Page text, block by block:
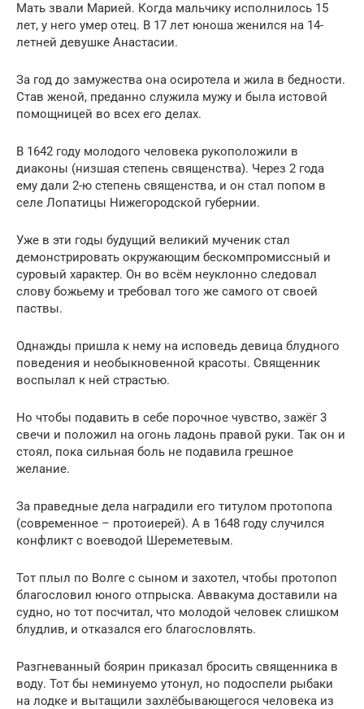
Мать звали Марией. Когда мальчику исполнилось 15
лет, у него умер отец. В 17 лет юноша женился на 14-
летней девушке Анастасии.
За год до замужества она осиротела и жила в бедности.
Став женой, преданно служила мужу и была истовой
помощницей во всех его делах.
В 1642 году молодого человека рукоположили в
диаконы (низшая степень священства). Через 2 года
ему дали 2-ю степень священства, и он стал попом в
селе Лопатицы Нижегородской губернии.
Уже в эти годы будущий великий мученик стал
демонстрировать окружающим бескомпромиссный и
суровый характер. Он во всём неуклонно следовал
слову божьему и требовал того же самого от своей
паствы.
Однажды пришла к нему на исповедь девица блудного
поведения и необыкновенной красоты. Священник
воспылал к ней страстью.
Но чтобы подавить в себе порочное чувство, зажёг 3
свечи и положил на огонь ладонь правой руки. Так он и
стоял, пока сильная боль не подавила грешное
желание.
За праведные дела наградили его титулом протопопа
(современное – протоиерей). А в 1648 году случился
конфликт с воеводой Шереметевым.
Тот плыл по Волге с сыном и захотел, чтобы протопоп
благословил юного отпрыска. Аввакума доставили на
судно, но тот посчитал, что молодой человек слишком
блудлив, и отказался его благословлять.
Разгневанный боярин приказал бросить священника в
воду. Тот бы неминуемо утонул, но подоспели рыбаки
на лодке и вытащили захлёбывающегося человека из